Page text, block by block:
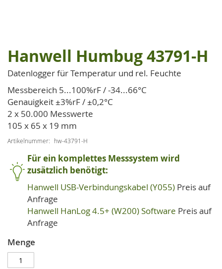
Zum
Anfang
der
Bildgalerie
springen
Hanwell Humbug 43791-H
Datenlogger für Temperatur und rel. Feuchte
Messbereich 5...100%rF / -34...66°C
Genauigkeit ±3%rF / ±0,2°C
2 x 50.000 Messwerte
105 x 65 x 19 mm
Artikelnummer hw-43791-H
Für ein komplettes Messsystem wird
zusätzlich benötigt:
Hanwell USB-Verbindungskabel (Y055) Preis auf
Anfrage
Hanwell HanLog 4.5+ (W200) Software Preis auf
Anfrage
Menge